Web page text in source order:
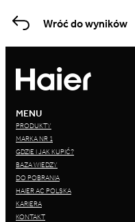
Wróć do wyników
MENU
PRODUKTY
MARKA NR 1
GDZIE I JAK KUPIĆ?
BAZA WIEDZY
DO POBRANIA
HAIER AC POLSKA
KARIERA
KONTAKT